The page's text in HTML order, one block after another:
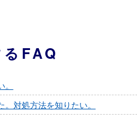
FAQ
対処方法を知りたい。